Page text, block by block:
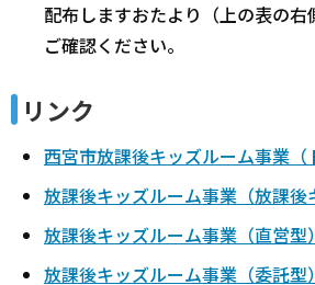
配布しますおたより（上の表の右
ご確認ください。
リンク
西宮市放課後キッズルーム事業（
放課後キッズルーム事業（放課後
放課後キッズルーム事業（直営型）
放課後キッズルーム事業（委託型）